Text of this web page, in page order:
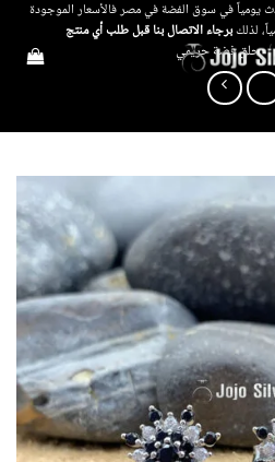
يومياً في سوق الفضة في مصر فالأسعار الموجودة
لذلكبرجاء الاتصال بنا قبل طلب أي منتج
/ حلق فضة حريمي